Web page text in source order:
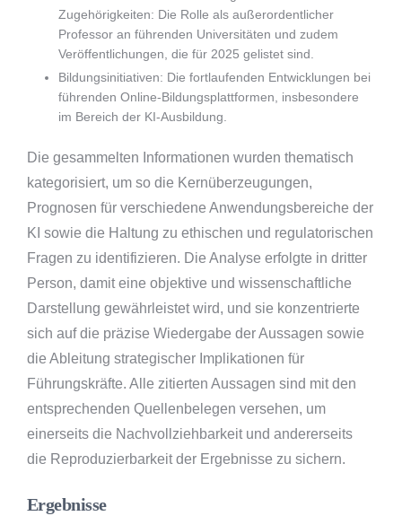
Zugehörigkeiten: Die Rolle als außerordentlicher
Professor an führenden Universitäten und zudem
Veröffentlichungen, die für 2025 gelistet sind.
Bildungsinitiativen: Die fortlaufenden Entwicklungen bei
führenden Online-Bildungsplattformen, insbesondere
im Bereich der KI-Ausbildung.
Die gesammelten Informationen wurden thematisch
kategorisiert, um so die Kernüberzeugungen,
Prognosen für verschiedene Anwendungsbereiche der
KI sowie die Haltung zu ethischen und regulatorischen
Fragen zu identifizieren. Die Analyse erfolgte in dritter
Person, damit eine objektive und wissenschaftliche
Darstellung gewährleistet wird, und sie konzentrierte
sich auf die präzise Wiedergabe der Aussagen sowie
die Ableitung strategischer Implikationen für
Führungskräfte. Alle zitierten Aussagen sind mit den
entsprechenden Quellenbelegen versehen, um
einerseits die Nachvollziehbarkeit und andererseits
die Reproduzierbarkeit der Ergebnisse zu sichern.
Ergebnisse